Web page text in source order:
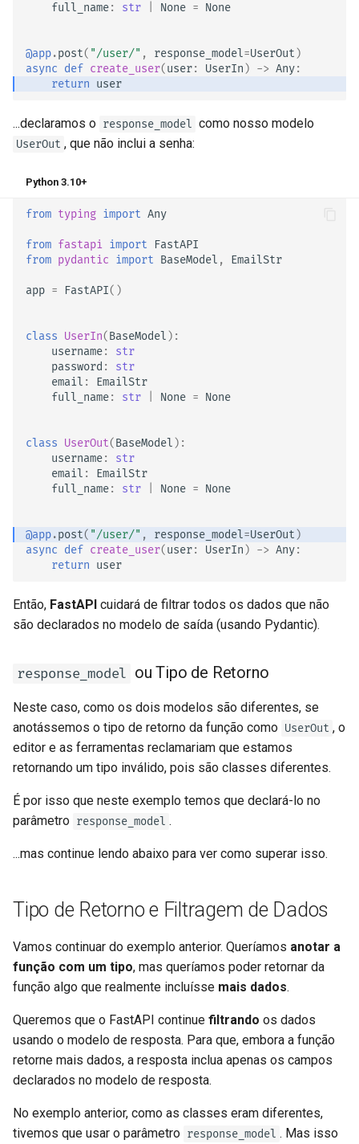
full_name: str None = None
@app.post( "/user/" , response_model=UserOut )
async def create_user(user: UserIn ) -> Any:
return user
...declaramos o response_model como nosso modelo
UserOut , que não inclui a senha:
Python 3.10+
from typing import Any
from fastapi import
FastAPI
from pydantic import BaseModel , EmailStr
app = FastAPI()
class UserIn(BaseModel ):
username:
str
password :
str
email :
EmailStr
full_name: str None = None
class UserOut(BaseModel ):
username:
str
email :
EmailStr
full_name: str None = None
@app.post( "/user/" , response_model=UserOut )
async def create_user(user: UserIn ) -> Any:
return user
Então, FastAPI cuidará de filtrar todos os dados que não
são declarados no modelo de saída (usando Pydantic).
response_model ou Tipo de Retorno
Neste caso, como os dois modelos são diferentes, se
anotássemos o tipo de retorno da função como UserOut , o
editor e as ferramentas reclamariam que estamos
retornando um tipo inválido, pois são classes diferentes.
É por isso que neste exemplo temos que declará-lo no
parâmetro response_model .
...mas continue lendo abaixo para ver como superar isso.
Tipo de Retorno e Filtragem de Dados
Vamos continuar do exemplo anterior. Queríamos anotar a
função com um tipo, mas queríamos poder retornar da
função algo que realmente incluísse mais dados.
Queremos que o FastAPI continue filtrando os dados
usando o modelo de resposta. Para que, embora a função
retorne mais dados, a resposta inclua apenas os campos
declarados no modelo de resposta.
No exemplo anterior, como as classes eram diferentes,
tivemos que usar o parâmetro response_model . Mas isso